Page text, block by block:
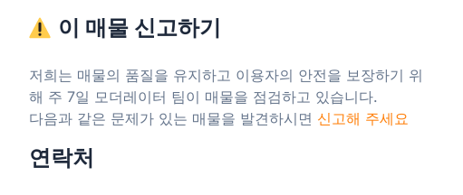
이 매물 신고하기
저희는 매물의 품질을 유지하고 이용자의 안전을 보장하기 위
해 주 7일 모더레이터 팀이 매물을 점검하고 있습니다.
다음과 같은 문제가 있는 매물을 발견하시면 신고해 주세요
연락처